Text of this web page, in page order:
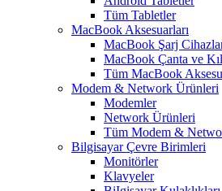
Tüm Tabletler
MacBook Aksesuarları
MacBook Şarj
MacBook Çanta ve
Tüm MacBook
Modem & Network Ürünleri
Modemler
Network Ürünleri
Tüm Modem &
Bilgisayar Çevre Birimleri
Monitörler
Klavyeler